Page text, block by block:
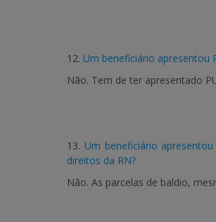
12. Um beneficiário apresentou
Não. Tem de ter apresentado
13. Um beneficiário
direitos da RN?
Não. As parcelas de baldio,